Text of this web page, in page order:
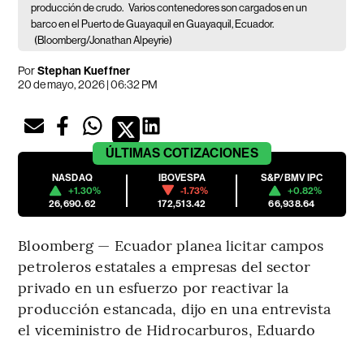
producción de crudo. Varios contenedores son cargados en un
barco en el Puerto de Guayaquil en Guayaquil, Ecuador.
(Bloomberg/Jonathan Alpeyrie)
PorStephan Kueffner
20 de mayo, 2026 | 06:32 PM
ÚLTIMAS COTIZACIONES
NASDAQ
+1.30%
26,690.62
IBOVESPA
-1.73%
172,513.42
S&P/BMV IPC
+0.82%
66,938.64
Bloomberg — Ecuador planea licitar campos
petroleros estatales a empresas del sector
privado en un esfuerzo por reactivar la
producción estancada, dijo en una entrevista
el viceministro de Hidrocarburos, Eduardo